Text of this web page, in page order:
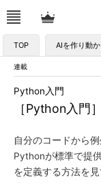
TOP AIを作り動
連載
［Python入門
Python入門
自分のコードから
Pythonが標準で提
を定義する方法を見